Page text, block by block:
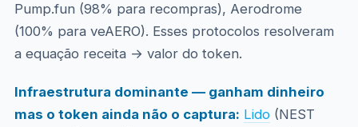
Pump.fun (98% para recompras), Aerodrome
(100% para veAERO). Esses protocolos resolveram
a equação receita → valor do token.
Infraestrutura dominante — ganham dinheiro
mas o token ainda não o captura: Lido(NEST